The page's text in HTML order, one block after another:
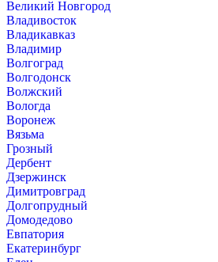
Великий Новгород
Владивосток
Владикавказ
Владимир
Волгоград
Волгодонск
Волжский
Вологда
Воронеж
Вязьма
Грозный
Дербент
Дзержинск
Димитровград
Долгопрудный
Домодедово
Евпатория
Екатеринбург